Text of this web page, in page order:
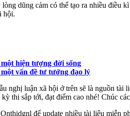
dũng cảm có thể tạo ra nhiều điều
hội.
hiện tượng đời sống
vấn đề tư tưởng đạo lý
nghị luận xã hội ở trên sẽ là nguồn
thi sắp tới, đạt điểm cao nhé! Chúc
để update nhiều tài liệu miễn